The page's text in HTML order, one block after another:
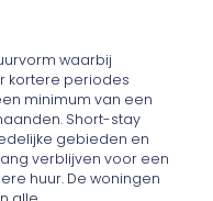
waarbij
kortere periodes
minimum van een
Short-stay
gebieden en
verblijven voor een
huur. De woningen